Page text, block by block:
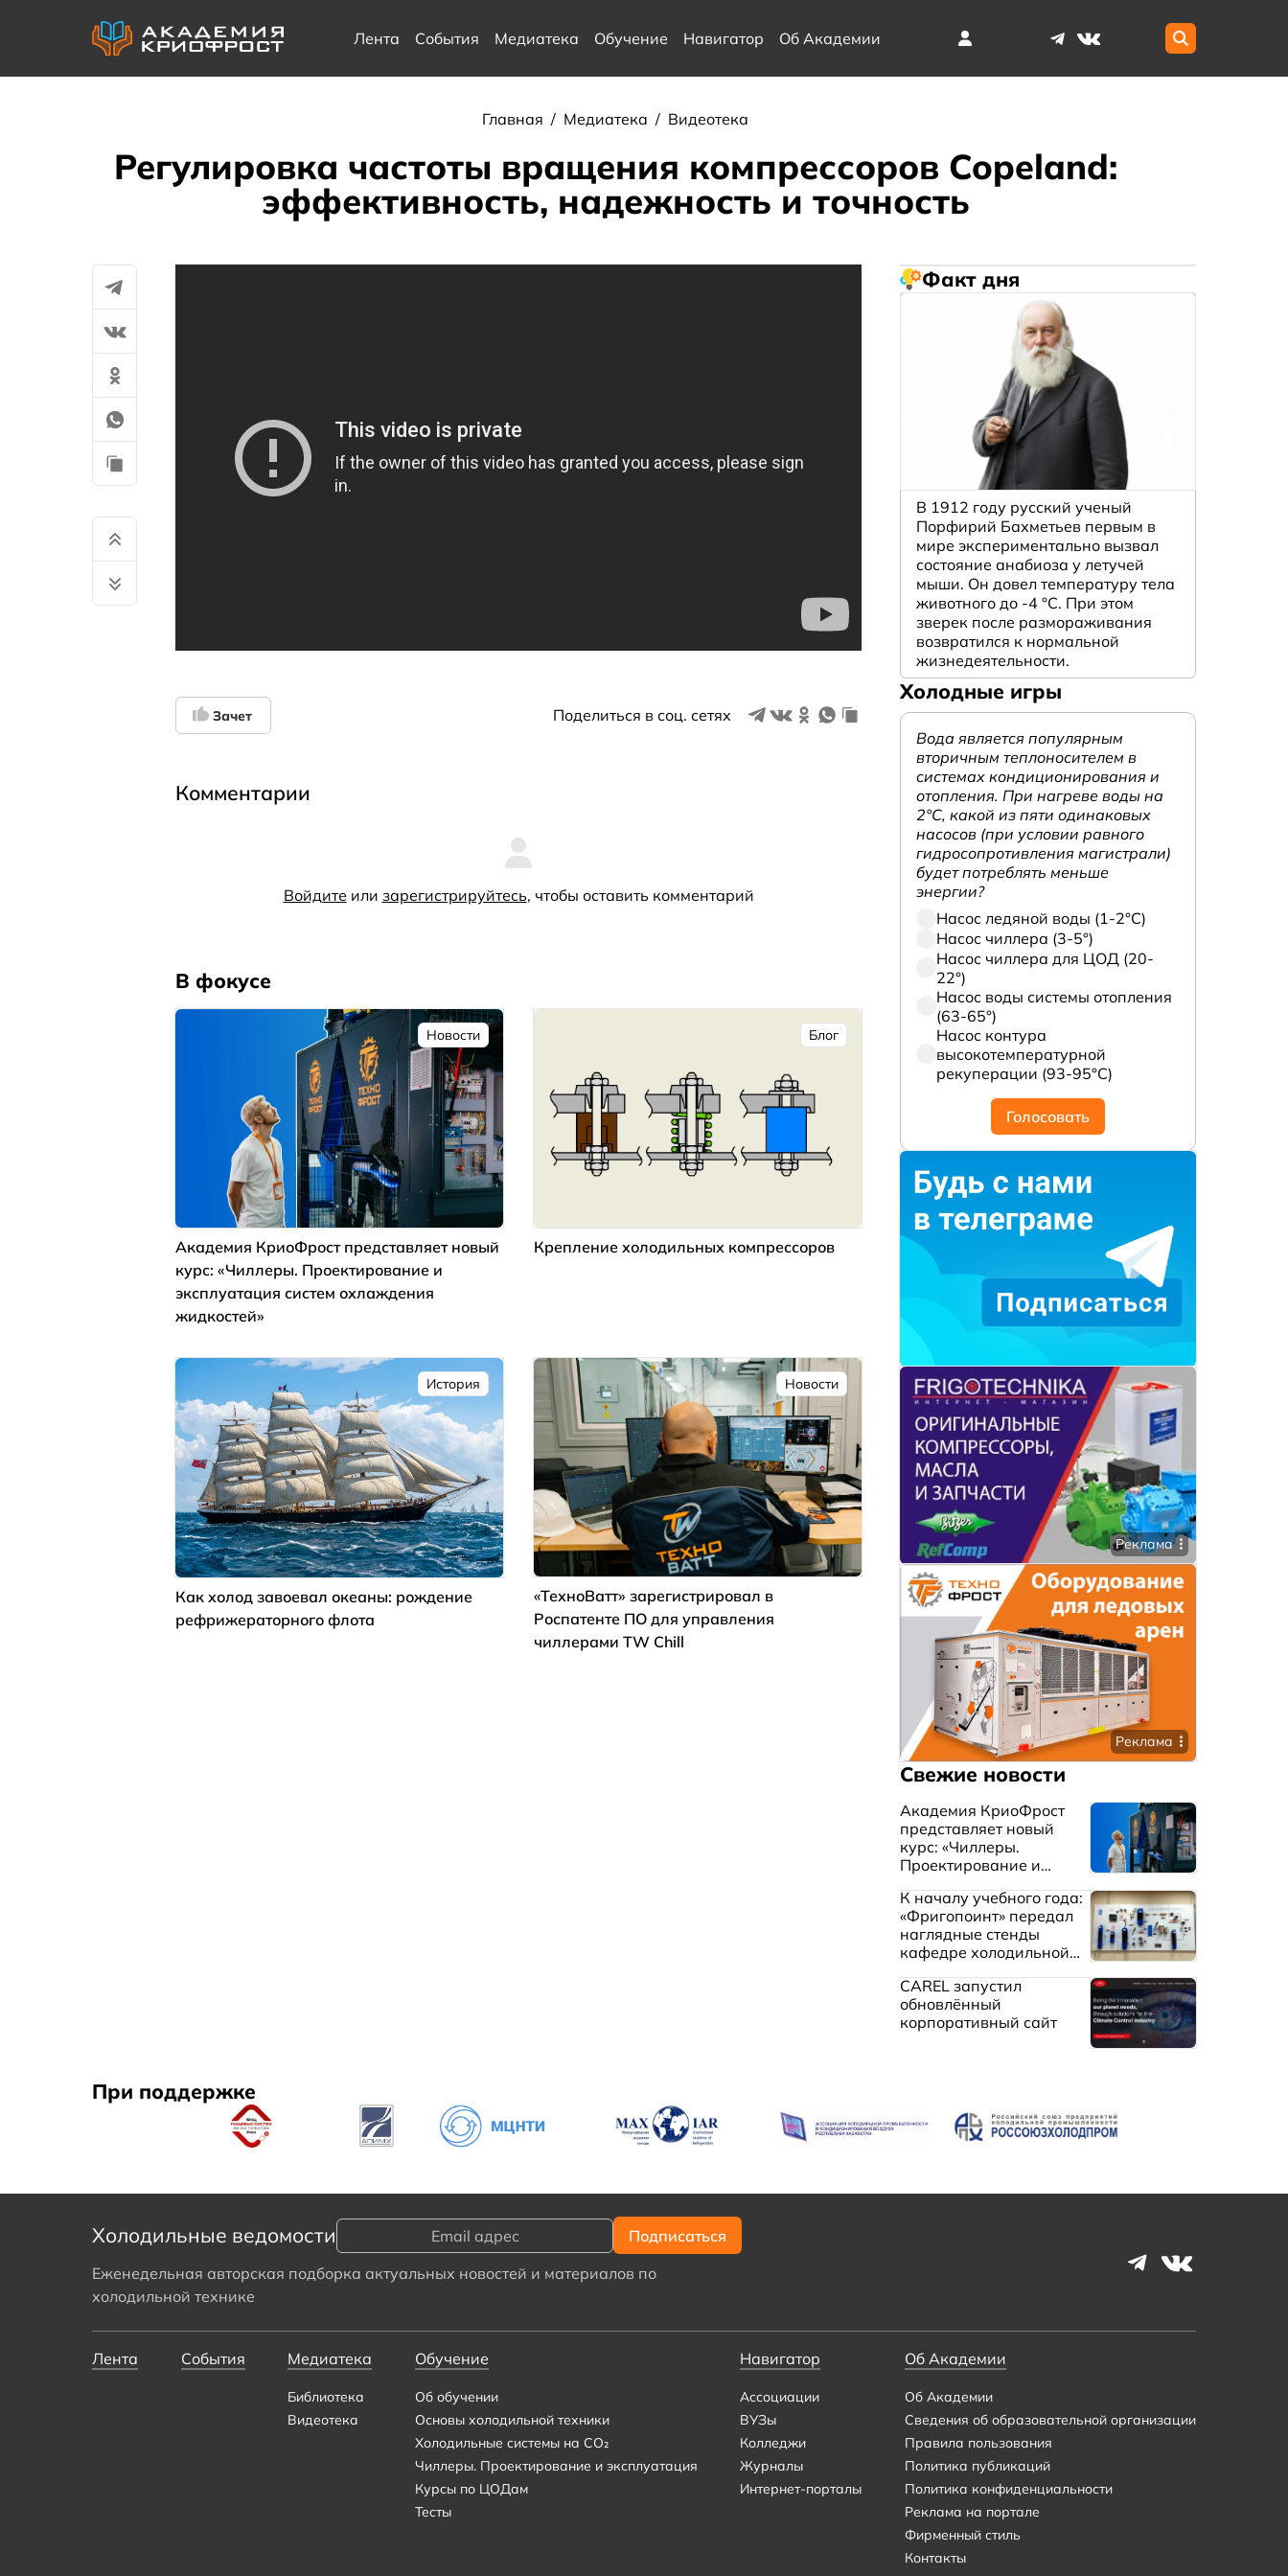
Лента События Медиатека Обучение Навигатор Об Академии
Главная / Медиатека / Видеотека
Регулировка частоты вращения компрессоров Copeland:
эффективность, надежность и точность
Зачет Поделиться в соц. сетях
Комментарии
Войдите или зарегистрируйтесь, чтобы оставить комментарий
В фокусе
Новости
Академия КриоФрост представляет новый
курс: «Чиллеры. Проектирование и
эксплуатация систем охлаждения
жидкостей»
Блог
Крепление холодильных компрессоров
История
Как холод завоевал океаны: рождение
рефрижераторного флота
Новости
«ТехноВатт» зарегистрировал в
Роспатенте ПО для управления
чиллерами TW Chill
Факт дня
В 1912 году русский ученый
Порфирий Бахметьев первым в
мире экспериментально вызвал
состояние анабиоза у летучей
мыши. Он довел температуру тела
животного до -4 °C. При этом
зверек после размораживания
возвратился к нормальной
жизнедеятельности.
Холодные игры
Вода является популярным
вторичным теплоносителем в
системах кондиционирования и
отопления. При нагреве воды на
2°С, какой из пяти одинаковых
насосов (при условии равного
гидросопротивления магистрали)
будет потреблять меньше
энергии?
Насос ледяной воды (1-2°С)
Насос чиллера (3-5°)
Насос чиллера для ЦОД (20-
22°)
Насос воды системы отопления
(63-65°)
Насос контура
высокотемпературной
рекуперации (93-95°С)
Голосовать
Реклама
Реклама
Свежие новости
Академия КриоФрост
представляет новый
курс: «Чиллеры.
Проектирование и
охлаждения жидкостей»
К началу учебного года:
«Фригопоинт» передал
наглядные стенды
кафедре холодильной
Баумана
CAREL запустил
обновлённый
корпоративный сайт
При поддержке
Холодильные ведомости
Еженедельная авторская подборка актуальных новостей и материалов по
холодильной технике
Лента События Медиатека
Библиотека
Видеотека
Обучение
Об обучении
Основы холодильной техники
Холодильные системы на CO₂
Чиллеры. Проектирование и эксплуатация
Курсы по ЦОДам
Тесты
Навигатор
Ассоциации
ВУЗы
Колледжи
Журналы
Интернет-порталы
Об Академии
Об Академии
Сведения об образовательной организации
Правила пользования
Политика публикаций
Политика конфиденциальности
Реклама на портале
Фирменный стиль
Контакты